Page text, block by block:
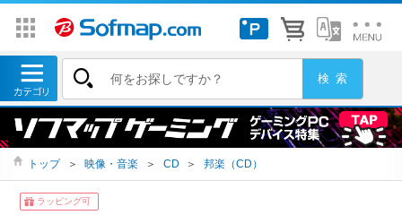
トップ ＞ 映像・音楽 ＞ CD ＞ 邦楽（CD）
ラッピング可